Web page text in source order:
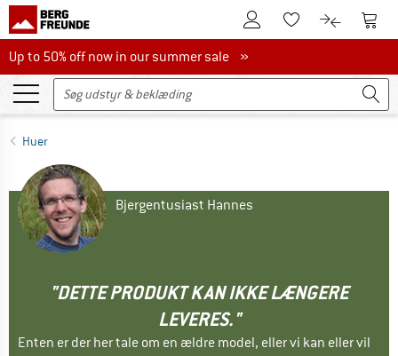
Til kundekontoenTil huskesedlen.
Til Til
Up to 50% off now in our summer sale
Up to 50% off now in our summer sale »
Huer
Bjergentusiast Hannes
"DETTE PRODUKT KAN IKKE LÆNGERE
LEVERES."
Enten er der her tale om en ældre model, eller vi kan eller vil